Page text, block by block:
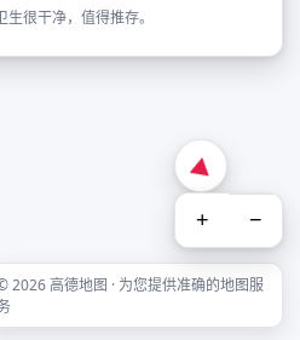
很干净，值得推存。
+ −
2026 高德地图 · 为您提供准确的地图服